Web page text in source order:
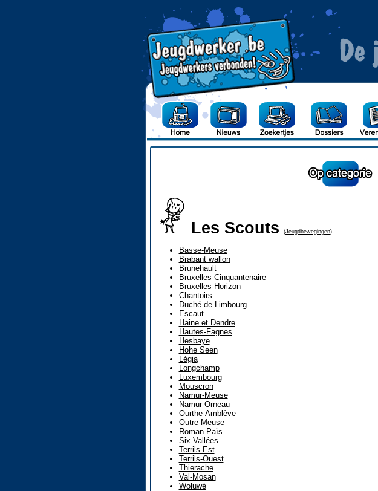
Les Scouts (Jeugdbewegingen)
Basse-Meuse
Brabant wallon
Brunehault
Bruxelles-Cinquantenaire
Bruxelles-Horizon
Chantoirs
Duché de Limbourg
Escaut
Haine et Dendre
Hautes-Fagnes
Hesbaye
Hohe Seen
Légia
Longchamp
Luxembourg
Mouscron
Namur-Meuse
Namur-Orneau
Ourthe-Amblève
Outre-Meuse
Roman Païs
Six Vallées
Terrils-Est
Terrils-Ouest
Thierache
Val-Mosan
Woluwé